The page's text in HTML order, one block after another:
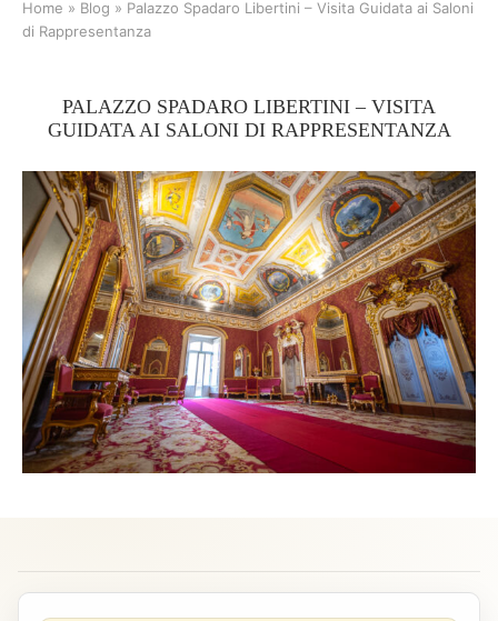
Home » Blog » Palazzo Spadaro Libertini – Visita Guidata ai Saloni
di Rappresentanza
PALAZZO SPADARO LIBERTINI – VISITA
GUIDATA AI SALONI DI RAPPRESENTANZA